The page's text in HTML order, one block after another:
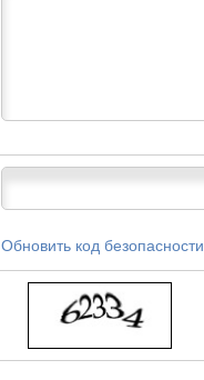
Обновить код безопасности